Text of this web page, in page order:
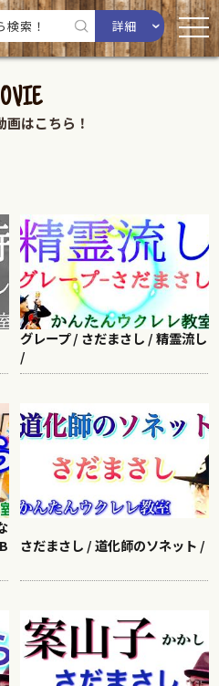
詳細
画はこちら！
グレープ / さだまさし / 精霊流し
/
さだまさし / 道化師のソネット /